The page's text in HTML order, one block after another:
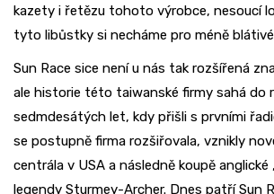
kazety i řetězu tohoto výrobce, nesoucí
tyto libůstky si necháme pro méně
Sun Race sice není u nás tak rozšířená
ale historie této taiwanské firmy sahá do
sedmdesátých let, kdy přišli s prvními
se postupně firma rozšiřovala, vznikly
centrála v USA a následně koupě anglické
legendy Sturmey-Archer. Dnes patří Sun